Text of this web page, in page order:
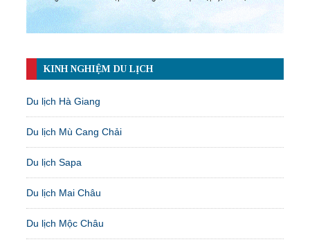
KINH NGHIỆM DU LỊCH
Du lịch Hà Giang
Du lịch Mù Cang Chải
Du lịch Sapa
Du lịch Mai Châu
Du lịch Mộc Châu